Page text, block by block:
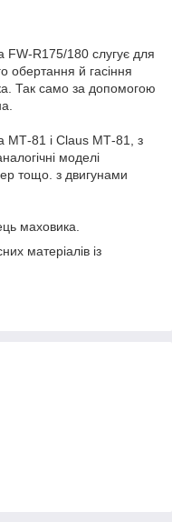
FW-R175/180 слугує для
обертання й гасіння
Так само за допомогою
МТ-81 і Claus МТ-81, з
моделі
тощо. з двигунами
маховика.
матеріалів із